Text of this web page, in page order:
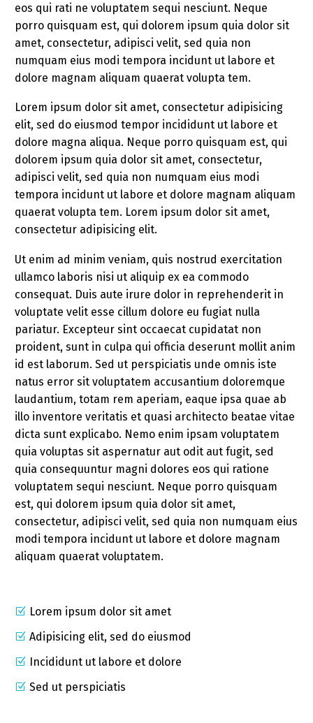
eos qui rati ne voluptatem sequi nesciunt. Neque
porro quisquam est, qui dolorem ipsum quia dolor sit
amet, consectetur, adipisci velit, sed quia non
numquam eius modi tempora incidunt ut labore et
dolore magnam aliquam quaerat volupta tem.
Lorem ipsum dolor sit amet, consectetur adipisicing
elit, sed do eiusmod tempor incididunt ut labore et
dolore magna aliqua. Neque porro quisquam est, qui
dolorem ipsum quia dolor sit amet, consectetur,
adipisci velit, sed quia non numquam eius modi
tempora incidunt ut labore et dolore magnam aliquam
quaerat volupta tem. Lorem ipsum dolor sit amet,
consectetur adipisicing elit.
Ut enim ad minim veniam, quis nostrud exercitation
ullamco laboris nisi ut aliquip ex ea commodo
consequat. Duis aute irure dolor in reprehenderit in
voluptate velit esse cillum dolore eu fugiat nulla
pariatur. Excepteur sint occaecat cupidatat non
proident, sunt in culpa qui officia deserunt mollit anim
id est laborum. Sed ut perspiciatis unde omnis iste
natus error sit voluptatem accusantium doloremque
laudantium, totam rem aperiam, eaque ipsa quae ab
illo inventore veritatis et quasi architecto beatae vitae
dicta sunt explicabo. Nemo enim ipsam voluptatem
quia voluptas sit aspernatur aut odit aut fugit, sed
quia consequuntur magni dolores eos qui ratione
voluptatem sequi nesciunt. Neque porro quisquam
est, qui dolorem ipsum quia dolor sit amet,
consectetur, adipisci velit, sed quia non numquam eius
modi tempora incidunt ut labore et dolore magnam
aliquam quaerat voluptatem.
Lorem ipsum dolor sit amet
Adipisicing elit, sed do eiusmod
Incididunt ut labore et dolore
Sed ut perspiciatis